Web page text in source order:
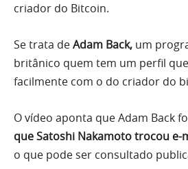
criador do Bitcoin.
Se trata deAdam Back, um
britânico quem tem um perfil
facilmente com o do criador do
O vídeo aponta que Adam Back
que Satoshi Nakamoto trocou e-
o que pode ser consultado